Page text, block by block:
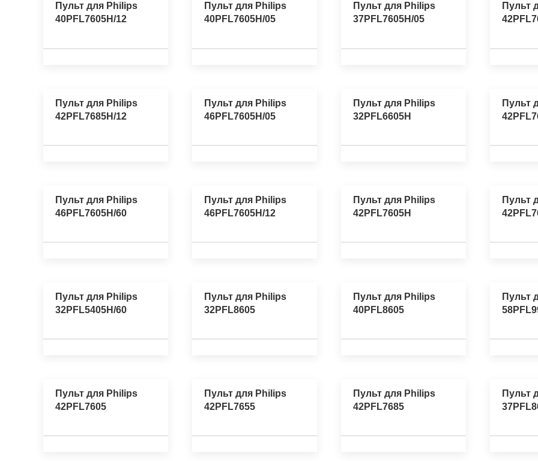
Пульт для Philips
40PFL7605H/12
Пульт для Philips
40PFL7605H/05
Пульт для Philips
37PFL7605H/05
Пульт
Пульт для Philips
42PFL7685H/12
Пульт для Philips
46PFL7605H/05
Пульт для Philips
32PFL6605H
Пульт
Пульт для Philips
46PFL7605H/60
Пульт для Philips
46PFL7605H/12
Пульт для Philips
42PFL7605H
Пульт
Пульт для Philips
32PFL5405H/60
Пульт для Philips
32PFL8605
Пульт для Philips
40PFL8605
Пульт
Пульт для Philips
42PFL7605
Пульт для Philips
42PFL7655
Пульт для Philips
42PFL7685
Пульт